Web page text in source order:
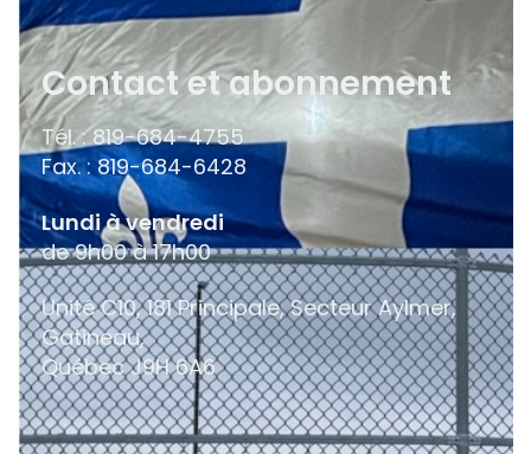
Contact et abonnement
Tél. : 819-684-4755
Fax. : 819-684-6428
Lundi à vendredi
de 9h00 à 17h00
Unité C10, 181 Principale, Secteur Aylmer,
Gatineau,
QuébecJ9H 6A6